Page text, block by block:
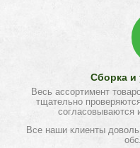
Сборка и
Весь ассортимент
тщательно
согласовываются
Все наши клиенты